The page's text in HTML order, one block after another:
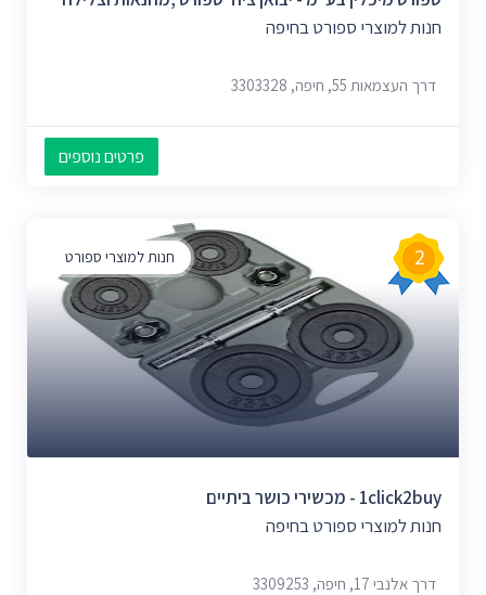
חנות למוצרי ספורט בחיפה
דרך העצמאות 55, חיפה, 3303328
פרטים נוספים
חנות למוצרי ספורט 2
1click2buy - מכשירי כושר ביתיים
חנות למוצרי ספורט בחיפה
דרך אלנבי 17, חיפה, 3309253